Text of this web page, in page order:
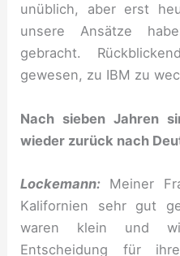
unüblich, aber erst
unsere Ansätze
gebracht.
gewesen, zu IBM zu
Nach sieben Jahren
wieder zurück nach
Lockemann: Meiner
Kalifornien sehr gut
waren klein und
Entscheidung für